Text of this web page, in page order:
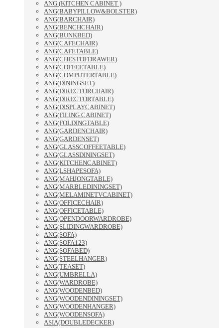
ANG (KITCHEN CABINET )
ANG(BABYPILLOW&BOLSTER)
ANG(BARCHAIR)
ANG(BENCHCHAIR)
ANG(BUNKBED)
ANG(CAFECHAIR)
ANG(CAFETABLE)
ANG(CHESTOFDRAWER)
ANG(COFFEETABLE)
ANG(COMPUTERTABLE)
ANG(DININGSET)
ANG(DIRECTORCHAIR)
ANG(DIRECTORTABLE)
ANG(DISPLAYCABINET)
ANG(FILING CABINET)
ANG(FOLDINGTABLE)
ANG(GARDENCHAIR)
ANG(GARDENSET)
ANG(GLASSCOFFEETABLE)
ANG(GLASSDININGSET)
ANG(KITCHENCABINET)
ANG(LSHAPESOFA)
ANG(MAHJONGTABLE)
ANG(MARBLEDININGSET)
ANG(MELAMINETVCABINET)
ANG(OFFICECHAIR)
ANG(OFFICETABLE)
ANG(OPENDOORWARDROBE)
ANG(SLIDINGWARDROBE)
ANG(SOFA)
ANG(SOFA123)
ANG(SOFABED)
ANG(STEELHANGER)
ANG(TEASET)
ANG(UMBRELLA)
ANG(WARDROBE)
ANG(WOODENBED)
ANG(WOODENDININGSET)
ANG(WOODENHANGER)
ANG(WOODENSOFA)
ASIA(DOUBLEDECKER)